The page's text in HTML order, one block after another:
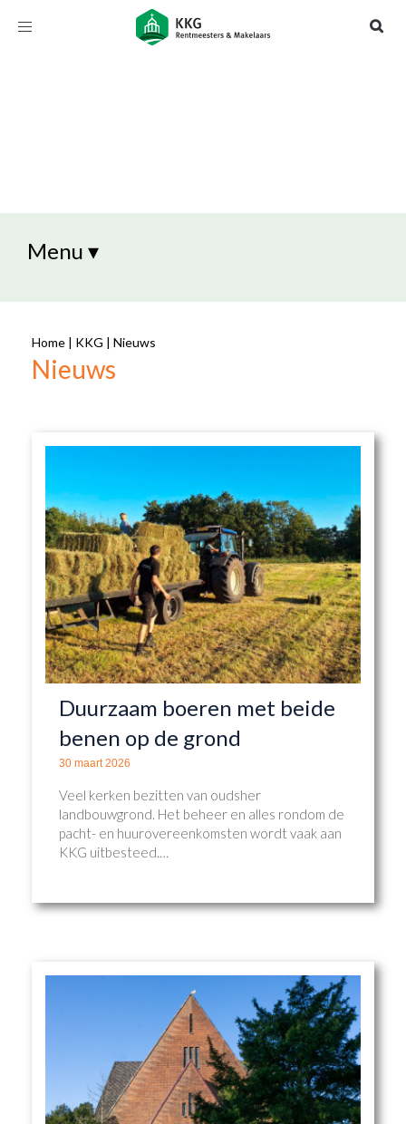
Toggle
Menu ▾
Home | KKG | Nieuws
Nieuws
Duurzaam boeren met beide
benen op de grond
30 maart 2026
Veel kerken bezitten van oudsher
landbouwgrond. Het beheer en alles rondom de
pacht- en huurovereenkomsten wordt vaak aan
KKG uitbesteed.…